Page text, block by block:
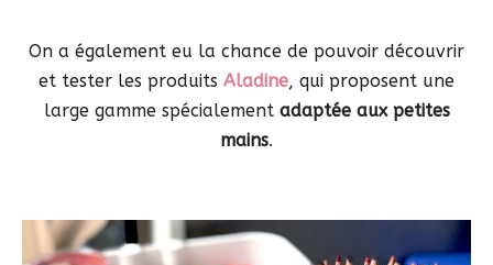
On a également eu la chance de pouvoir découvrir
et tester les produits Aladine, qui proposent une
large gamme spécialement adaptée aux petites
mains.